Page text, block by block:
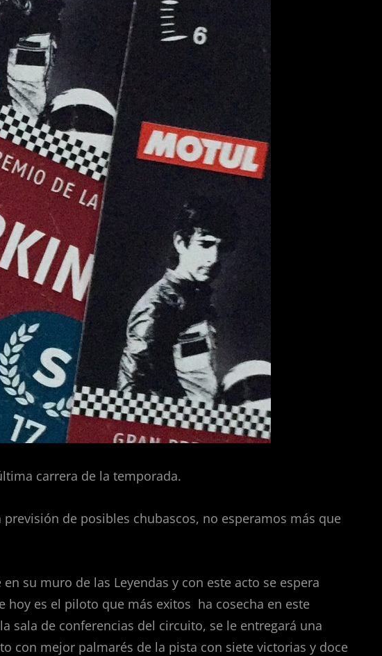
carrera de la temporada.
de posibles chubascos, no esperamos más que
su muro de las Leyendas y con este acto se espera
es el piloto que más exitos ha cosecha en este
sala de conferencias del circuito, se le entregará una
con mejor palmarés de la pista con siete victorias y doce